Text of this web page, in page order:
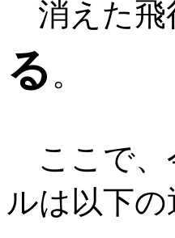
消えた飛
る 。
ここで、
ルは以下の